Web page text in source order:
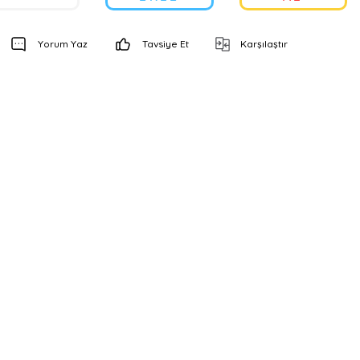
Yorum Yaz Tavsiye Et Karşılaştır